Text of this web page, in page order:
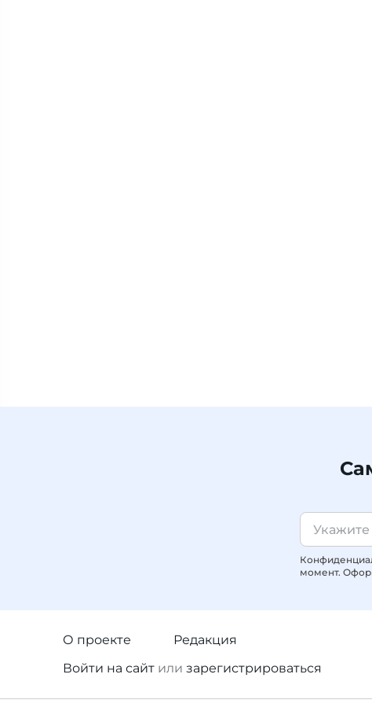
момент.
О проекте
Редакция
Войти на сайт или зарегистрироваться